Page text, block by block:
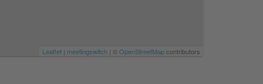
Leaflet | meetingswitch | ©OpenStreetMapcontributors